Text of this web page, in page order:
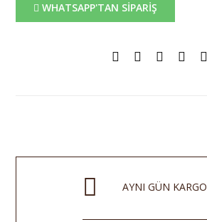
WHATSAPP'TAN SİPARİŞ
AYNI GÜN KARGO